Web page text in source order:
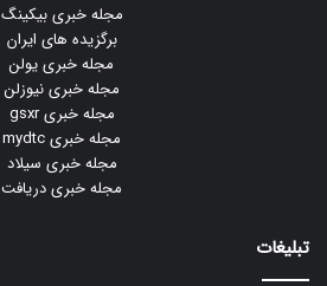
مجله خبری بیکینگ
برگزیده های ایران
مجله خبری یولن
مجله خبری نیوزلن
مجله خبری gsxr
مجله خبری mydtc
مجله خبری سیلاد
مجله خبری دریافت
تبلیغات